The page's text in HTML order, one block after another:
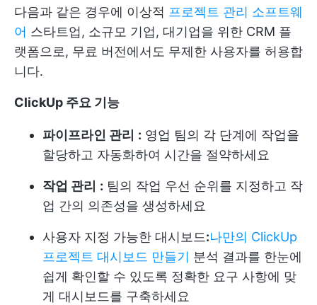
다음과 같은 경우에 이상적 프로젝트 관리 소프트웨
어 스타트업, 소규모 기업, 대기업을 위한 CRM 플
랫폼으로, 무료 버전에서도 무제한 사용자를 허용합
니다.
ClickUp 주요 기능
파이프라인 관리 : 영업 팀의 각 단계에 작업을
할당하고 자동화하여 시간을 절약하세요
작업 관리 : 팀의 작업 우선 순위를 지정하고 작
업 간의 의존성을 생성하세요
사용자 지정 가능한 대시보드:나만의 ClickUp
프로젝트 대시보드 만들기 분석 결과를 한눈에
쉽게 확인할 수 있도록 정확한 요구 사항에 맞
게 대시보드를 구축하세요